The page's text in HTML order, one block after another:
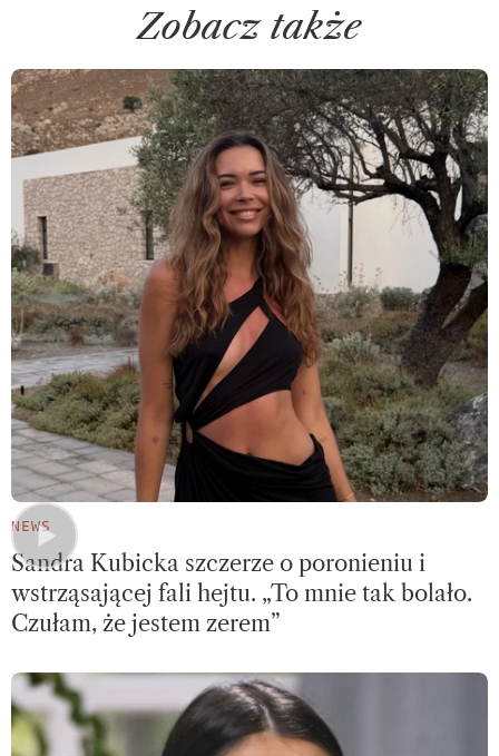
Zobacz także
NEWS
Sandra Kubicka szczerze o poronieniu i
wstrząsającej fali hejtu. „To mnie tak bolało.
Czułam, że jestem zerem”